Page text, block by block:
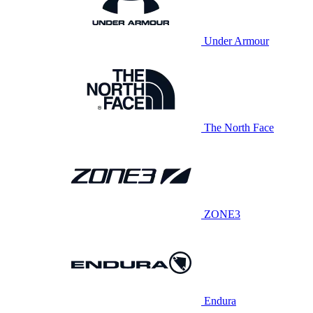
Under Armour
The North Face
ZONE3
Endura